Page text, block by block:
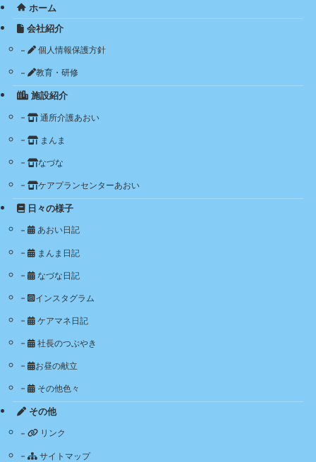
ホーム
会社紹介
個人情報保護方針
教育・研修
施設紹介
通所介護あおい
まんま
なづな
ケアプランセンターあおい
日々の様子
あおい日記
まんま日記
なづな日記
インスタグラム
ケアマネ日記
社長のつぶやき
お昼の献立
その他色々
その他
リンク
サイトマップ